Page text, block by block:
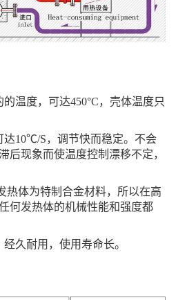
温度，可达450°C，壳体温度只
达10℃/S，调节快而稳定。不会
后现象而使温度控制漂移不定，
热体为特制合金材料，所以在高
何发热体的机械性能和强度都
久耐用，使用寿命长。